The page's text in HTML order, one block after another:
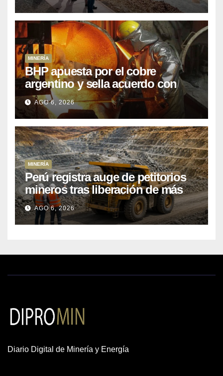
posponiendo
MINERÍA
BHP apuesta por el cobre
argentino y sella acuerdo con
Kobrea para siete proyecto
AGO 6, 2026
MINERÍA
Perú registra auge de petitorios
mineros tras liberación de más
de mil concesiones para explorar
cobre y oro
AGO 6, 2026
Diario Digital de Minería y Energía